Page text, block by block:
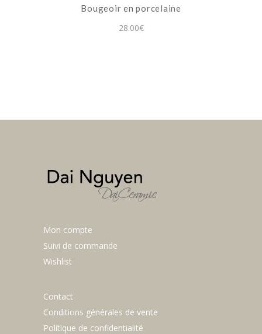
être
choisies
Bougeoir en porcelaine
28.00€
Mon compte
Suivi de commande
Wishlist
Contact
Conditions générales de vente
Politique de confidentialité